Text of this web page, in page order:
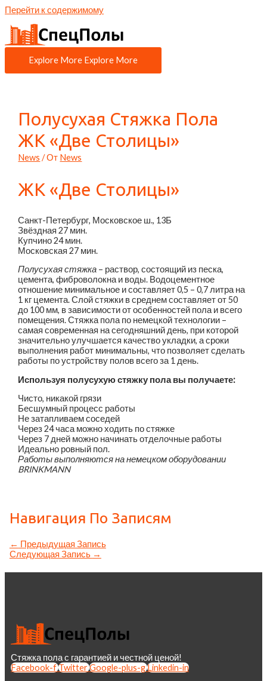
Перейти к содержимому
Explore More Explore More
Полусухая Стяжка Пола
ЖК «Две Столицы»
News / От News
ЖК «Две Столицы»
Санкт-Петербург, Московское ш., 13Б
Звёздная 27 мин.
Купчино 24 мин.
Московская 27 мин.
Полусухая стяжка – раствор, состоящий из песка,
цемента, фиброволокна и воды. Водоцементное
отношение минимальное и составляет 0,5 – 0,7 литра на
1 кг цемента. Слой стяжки в среднем составляет от 50
до 100 мм, в зависимости от особенностей пола и всего
помещения. Стяжка пола по немецкой технологии –
самая современная на сегодняшний день, при которой
значительно улучшается качество укладки, а сроки
выполнения работ минимальны, что позволяет сделать
работы по устройству полов всего за 1 день.
Используя полусухую стяжку пола вы получаете:
Чисто, никакой грязи
Бесшумный процесс работы
Не затапливаем соседей
Через 24 часа можно ходить по стяжке
Через 7 дней можно начинать отделочные работы
Идеально ровный пол.
Работы выполняются на немецком оборудовании
BRINKMANN
Навигация По Записям
← Предыдущая Запись
Следующая Запись →
Стяжка пола с гарантией и честной ценой!
Facebook-fTwitterGoogle-plus-gLinkedin-in